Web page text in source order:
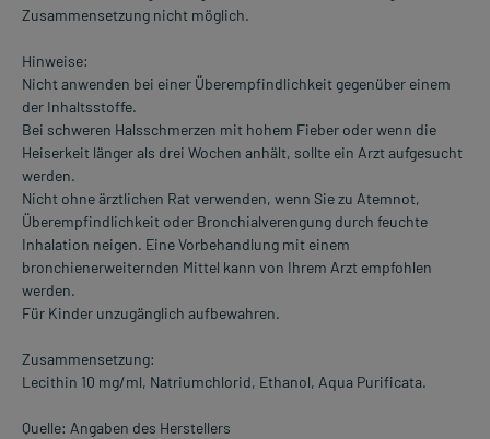
Zusammensetzung nicht möglich.
Hinweise:
Nicht anwenden bei einer Überempfindlichkeit gegenüber einem
der Inhaltsstoffe.
Bei schweren Halsschmerzen mit hohem Fieber oder wenn die
Heiserkeit länger als drei Wochen anhält, sollte ein Arzt aufgesucht
werden.
Nicht ohne ärztlichen Rat verwenden, wenn Sie zu Atemnot,
Überempfindlichkeit oder Bronchialverengung durch feuchte
Inhalation neigen. Eine Vorbehandlung mit einem
bronchienerweiternden Mittel kann von Ihrem Arzt empfohlen
werden.
Für Kinder unzugänglich aufbewahren.
Zusammensetzung:
Lecithin 10 mg/ml, Natriumchlorid, Ethanol, Aqua Purificata.
Quelle: Angaben des Herstellers